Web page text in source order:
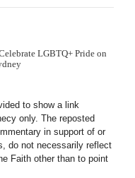
LGBTQ+ Pride on
to show a link
only. The reposted
in support of or
do not necessarily reflect
Faith other than to point